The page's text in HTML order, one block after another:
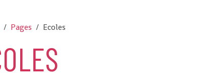
Pages Ecoles